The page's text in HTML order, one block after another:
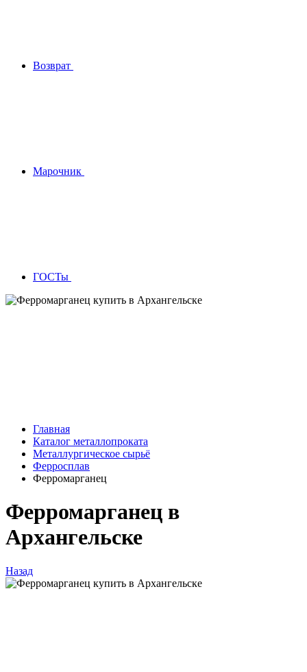
Возврат
Марочник
ГОСТы
Главная
Каталог металлопроката
Металлургическое сырьё
Ферросплав
Ферромарганец
Ферромарганец в
Архангельске
Назад